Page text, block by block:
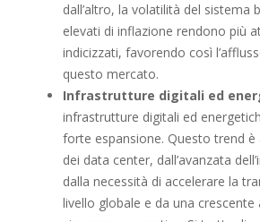
dall’altro, la volatilità del sistema
elevati di inflazione rendono più
indicizzati, favorendo così
questo mercato.
Infrastrutture digitali ed
infrastrutture digitali ed
forte espansione. Questo trend
dei data center, dall’avanzata
dalla necessità di accelerare la
livello globale e da una